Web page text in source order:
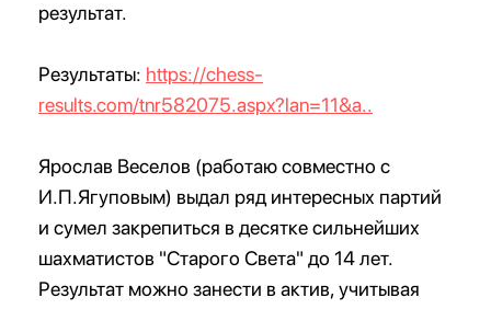
результат.
Результаты: https://chess-
results.com/tnr582075.aspx?lan=11&a..
Ярослав Веселов (работаю совместно с
И.П.Ягуповым) выдал ряд интересных партий
и сумел закрепиться в десятке сильнейших
шахматистов "Старого Света" до 14 лет.
Результат можно занести в актив, учитывая